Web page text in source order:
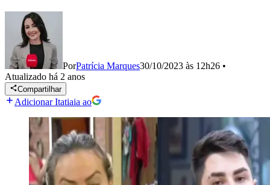
PorPatrícia Marques30/10/2023 às 12h26 •
Atualizado há 2 anos
Compartilhar
Adicionar Itatiaia ao